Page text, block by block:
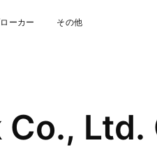
ーカー その他
Ltd.